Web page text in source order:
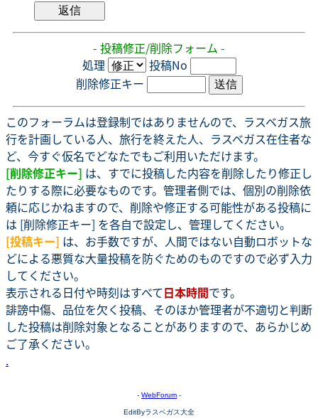
- 投稿修正/削除フォーム -
処理
投稿No
削除修正キー
このフォーラムは登録制ではありませんので、ラスベガス旅
行を計画している人、旅行を終えた人、ラスベガス在住者な
ど、今すぐ仮名でどなたでもご利用いただけます。
[削除修正キー] は、すでに投稿した内容を削除したり修正し
たりする際に必要なものです。管理者側では、個別の削除依
頼に応じかねますので、削除や修正する可能性がある投稿に
は [削除修正キー] を各自で設定し、管理してください。
[投稿キー] は、お手数ですが、人間ではない自動ロボットな
どによる悪質な大量投稿を防ぐためのものですので必ず入力
してください。
表示される日付や時刻はすべて日本時間です。
誹謗中傷、品位を欠く投稿、そのほか管理者が不適切と判断
した投稿は削除対象となることがありますので、あらかじめ
ご了承ください。
.
- WebForum -
EditByラスベガス大全